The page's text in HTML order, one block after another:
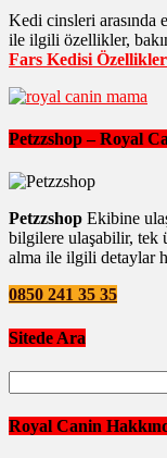
Kedi cinsleri arasında
ile ilgili özellikler,
Fars Kedisi
Petzzshop – Royal
Petzzshop Ekibine
bilgilere ulaşabilir, tek
alma ile ilgili detaylar
0850 241 35 35
Sitede Ara
Royal Canin